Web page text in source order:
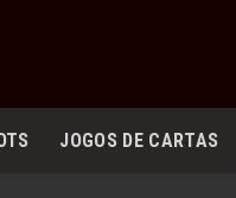
JOGOS DE CARTAS